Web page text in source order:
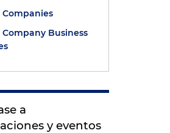
Companies
Company Business
a
y eventos